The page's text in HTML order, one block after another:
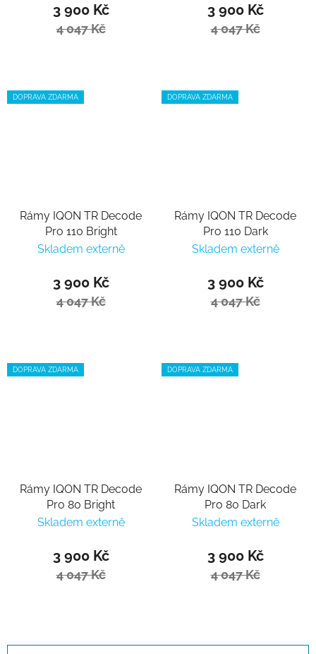
3 900 Kč
4 047 Kč
3 900 Kč
4 047 Kč
DOPRAVA ZDARMA
Rámy IQON TR Decode
Pro 110 Bright
Skladem externě
3 900 Kč
4 047 Kč
DOPRAVA ZDARMA
Rámy IQON TR Decode
Pro 110 Dark
Skladem externě
3 900 Kč
4 047 Kč
DOPRAVA ZDARMA
Rámy IQON TR Decode
Pro 80 Bright
Skladem externě
3 900 Kč
4 047 Kč
DOPRAVA ZDARMA
Rámy IQON TR Decode
Pro 80 Dark
Skladem externě
3 900 Kč
4 047 Kč